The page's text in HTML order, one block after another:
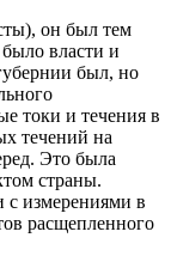
он был тем
власти и
был, но
токи и течения в
течений на
Это была
страны.
с измерениями в
расщепленного